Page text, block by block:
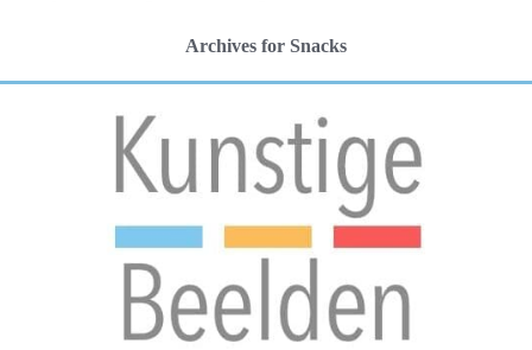
Archives for Snacks